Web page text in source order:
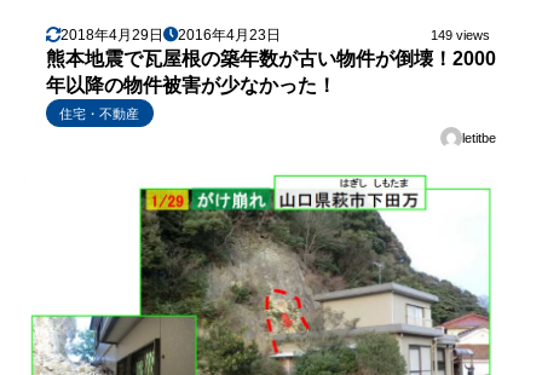
2018年4月29日 2016年4月23日 149 views
熊本地震で瓦屋根の築年数が古い物件が倒壊！2000
年以降の物件被害が少なかった！
住宅・不動産
letitbe